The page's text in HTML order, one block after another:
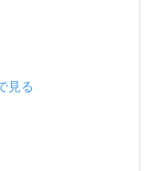
見る